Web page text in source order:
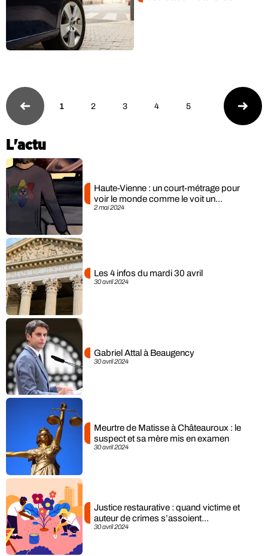
1 2 3 4 5
L'actu
2 mai 2024
Haute-Vienne : un court-métrage pour
voir le monde comme le voit un...
30 avril 2024
Les 4 infos du mardi 30 avril
30 avril 2024
Gabriel Attal à Beaugency
30 avril 2024
Meurtre de Matisse à Châteauroux : le
suspect et sa mère mis en examen
30 avril 2024
Justice restaurative : quand victime et
auteur de crimes s’assoient...